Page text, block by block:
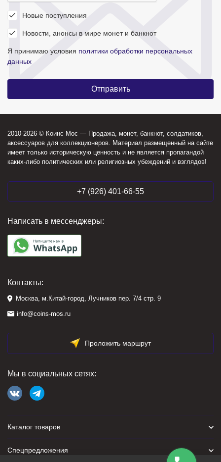
Новые поступления
Новости, анонсы в мире монет и банкнот
Я принимаю условия политики обработки персональных
данных
2010-2026 © Коинс Мос — Продажа, монет, банкнот, солдатиков,
аксессуаров для коллекционеров. Материал размещенный на сайте
имеет только историческую ценность и не является пропагандой
каких-либо политических или религиозных убеждений и взглядов!
+7 (926) 401-66-55
Написать в мессенджеры:
Контакты:
Москва, м.Китай-город, Лучников пер. 7/4 стр. 9
info@coins-mos.ru
Проложить маршрут
Мы в социальных сетях:
Каталог товаров
Спецпредложения